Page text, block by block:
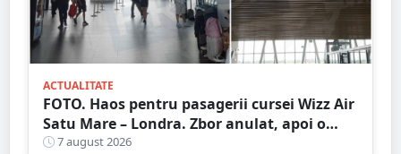
ACTUALITATE
FOTO. Haos pentru pasagerii cursei Wizz Air
Satu Mare – Londra. Zbor anulat, apoi o
nouă întârziere. Fără explicații clare
7 august 2026